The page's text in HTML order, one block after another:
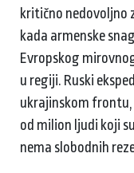
kritično nedovoljno
kada armenske
Evropskog
u regiji. Ruski
ukrajinskom frontu,
od milion ljudi koji
nema slobodnih